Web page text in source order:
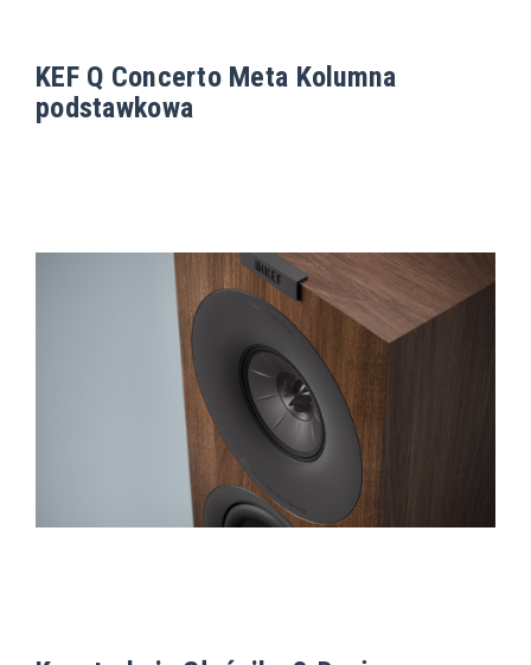
KEF Q Concerto Meta Kolumna
podstawkowa